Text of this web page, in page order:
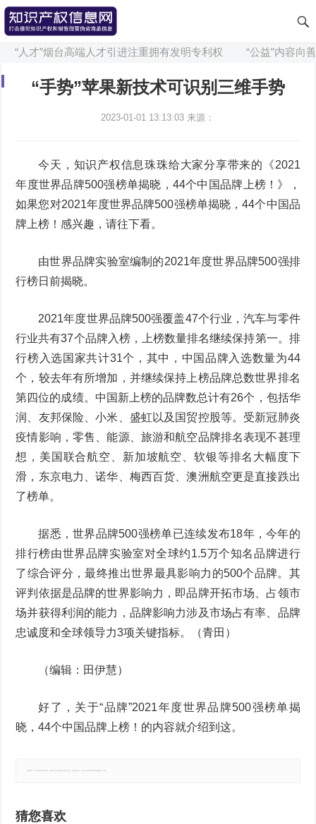
“人才”烟台高端人才引进注重拥有发明专利权 “公益”内容向
“手势”苹果新技术可识别三维手势
2023-01-01 13:13:03 来源：
今天，知识产权信息珠珠给大家分享带来的《2021
年度世界品牌500强榜单揭晓，44个中国品牌上榜！》，
如果您对2021年度世界品牌500强榜单揭晓，44个中国品
牌上榜！感兴趣，请往下看。
由世界品牌实验室编制的2021年度世界品牌500强排
行榜日前揭晓。
2021年度世界品牌500强覆盖47个行业，汽车与零件
行业共有37个品牌入榜，上榜数量排名继续保持第一。排
行榜入选国家共计31个，其中，中国品牌入选数量为44
个，较去年有所增加，并继续保持上榜品牌总数世界排名
第四位的成绩。中国新上榜的品牌数总计有26个，包括华
润、友邦保险、小米、盛虹以及国贸控股等。受新冠肺炎
疫情影响，零售、能源、旅游和航空品牌排名表现不甚理
想，美国联合航空、新加坡航空、软银等排名大幅度下
滑，东京电力、诺华、梅西百货、澳洲航空更是直接跌出
了榜单。
据悉，世界品牌500强榜单已连续发布18年，今年的
排行榜由世界品牌实验室对全球约1.5万个知名品牌进行
了综合评分，最终推出世界最具影响力的500个品牌。其
评判依据是品牌的世界影响力，即品牌开拓市场、占领市
场并获得利润的能力，品牌影响力涉及市场占有率、品牌
忠诚度和全球领导力3项关键指标。（青田）
（编辑：田伊慧）
好了，关于“品牌”2021年度世界品牌500强榜单揭
晓，44个中国品牌上榜！的内容就介绍到这。
猜您喜欢